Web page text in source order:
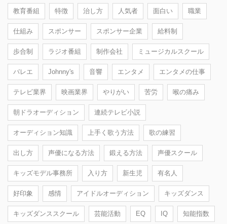
教育番組 特徴 治し方 人気者 面白い 職業
仕組み スポンサー スポンサー企業 給料制
歩合制 ラジオ番組 制作会社 ミュージカルスクール
バレエ Johnny's 音響 エンタメ エンタメの仕事
テレビ業界 映画業界 やりがい 苦労 喉の痛み
朝ドラオーディション 連続テレビ小説
オーディション知識 上手く歌う方法 歌の練習
出し方 声優になる方法 鍛える方法 声優スクール
キッズモデル事務所 入り方 新生児 有名人
好印象 感情 アイドルオーディション キッズダンス
キッズダンススクール 芸能活動 EQ IQ 知能指数